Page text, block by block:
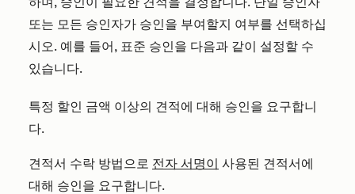
또는 모든 승인자가 승인을 부여할지 여부를 선택하십
시오. 예를 들어, 표준 승인을 다음과 같이 설정할 수
있습니다.
특정 할인 금액 이상의 견적에 대해 승인을 요구합니
다.
견적서 수락 방법으로 전자 서명이 사용된 견적서에
대해 승인을 요구합니다.